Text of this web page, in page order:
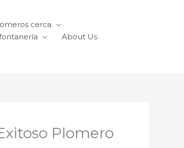
cerca
About Us
Plomero